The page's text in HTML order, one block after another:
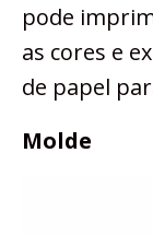
pode
as cores e
de papel
Molde